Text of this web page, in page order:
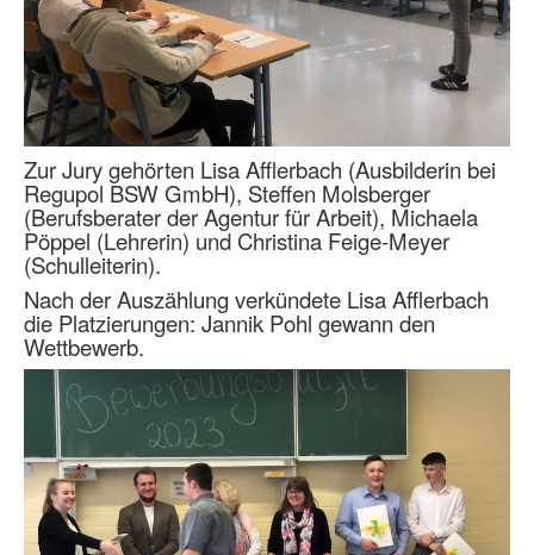
Zur Jury gehörten Lisa Afflerbach (Ausbilderin bei
Regupol BSW GmbH), Steffen Molsberger
(Berufsberater der Agentur für Arbeit), Michaela
Pöppel (Lehrerin) und Christina Feige-Meyer
(Schulleiterin).
Nach der Auszählung verkündete Lisa Afflerbach
die Platzierungen: Jannik Pohl gewann den
Wettbewerb.